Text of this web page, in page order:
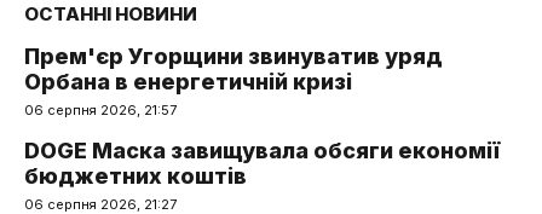
ОСТАННІ НОВИНИ
Прем'єр Угорщини звинуватив уряд
Орбана в енергетичній кризі
06 серпня 2026, 21:57
DOGE Маска завищувала обсяги економії
бюджетних коштів
06 серпня 2026, 21:27